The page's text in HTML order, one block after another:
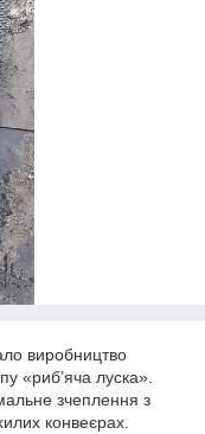
виробництво
«риб’яча луска».
зчеплення з
конвеєрах.